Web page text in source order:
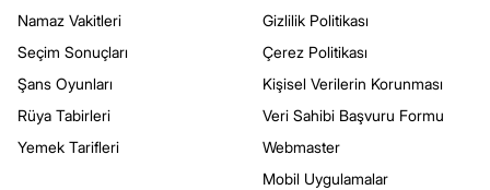
Namaz Vakitleri
Seçim Sonuçları
Şans Oyunları
Rüya Tabirleri
Yemek Tarifleri
Gizlilik Politikası
Çerez Politikası
Kişisel Verilerin Korunması
Veri Sahibi Başvuru Formu
Webmaster
Mobil Uygulamalar